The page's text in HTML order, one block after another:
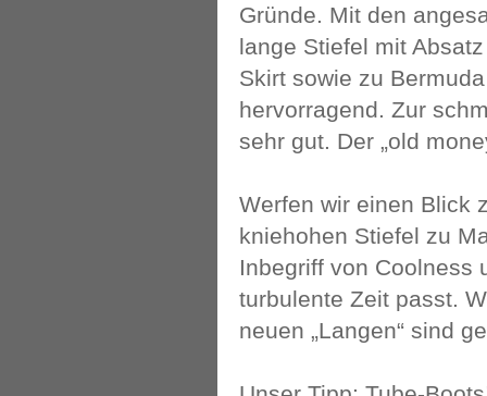
Gründe. Mit den
lange Stiefel mit
Skirt sowie zu
hervorragend. Zur
sehr gut. Der „old
Werfen wir einen Blick
kniehohen Stiefel zu
Inbegriff von Coolness
turbulente Zeit passt.
neuen „Langen“ sind